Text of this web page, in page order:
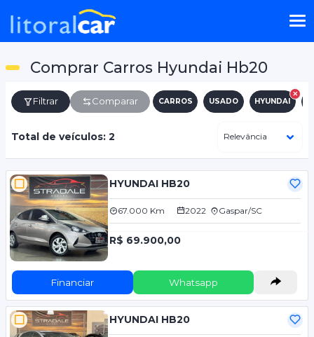
Comprar Carros Hyundai Hb20
Filtrar Comparar CARROS USADO HYUNDAI
Total de veículos: 2
HYUNDAI HB20
67.000 Km 2022 Gaspar/SC
R$ 69.900,00
Financiar Whatsapp
HYUNDAI HB20